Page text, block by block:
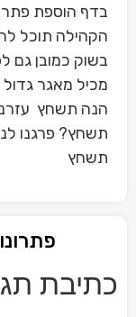
בדף הוספת
הקהילה תוכל
בשוק כמובן גם
מכיל מאגר
הנה תשחץ
תשחץ? פרגנו
תשחץ
כתיבת